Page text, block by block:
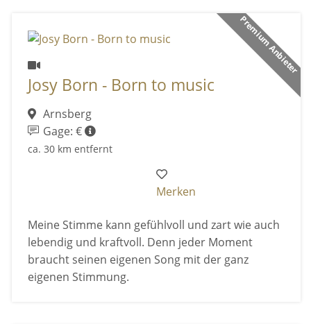
Premium Anbieter
Josy Born - Born to music
Arnsberg
Gage: €
ca. 30 km entfernt
Merken
Meine Stimme kann gefühlvoll und zart wie auch
lebendig und kraftvoll. Denn jeder Moment
braucht seinen eigenen Song mit der ganz
eigenen Stimmung.